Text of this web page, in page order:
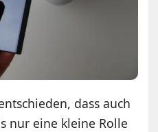
dass auch
nur eine kleine Rolle